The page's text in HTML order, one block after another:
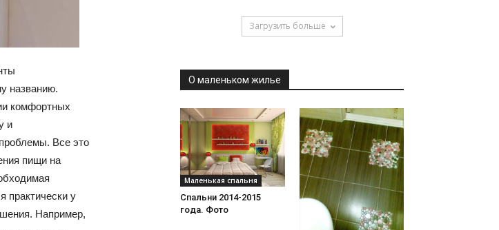
домах:
интерьеры,
названию.
комфортных
и
Все это
пищи на
практически у
Например,
Загрузить больше
О маленьком жилье
Маленькая спальня
Спальни 2014-2015
года. Фото